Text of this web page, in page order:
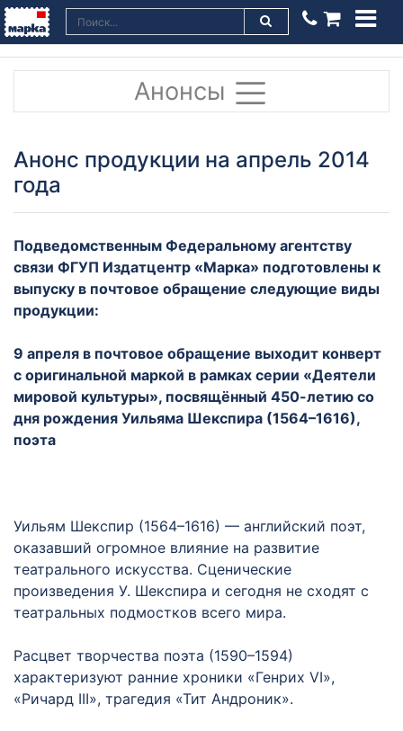
Анонсы
Анонс продукции на апрель 2014
года
Подведомственным Федеральному агентству
связи ФГУП Издатцентр «Марка» подготовлены к
выпуску в почтовое обращение следующие виды
продукции:
9 апреля в почтовое обращение выходит конверт
с оригинальной маркой в рамках серии «Деятели
мировой культуры», посвящённый 450-летию со
дня рождения Уильяма Шекспира (1564–1616),
поэта
Уильям Шекспир (1564–1616) — английский поэт,
оказавший огромное влияние на развитие
театрального искусства. Сценические
произведения У. Шекспира и сегодня не сходят с
театральных подмостков всего мира.
Расцвет творчества поэта (1590–1594)
характеризуют ранние хроники «Генрих VI»,
«Ричард III», трагедия «Тит Андроник».